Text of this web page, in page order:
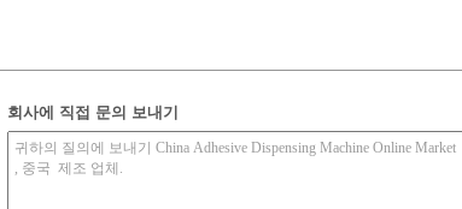
회사에 직접 문의 보내기